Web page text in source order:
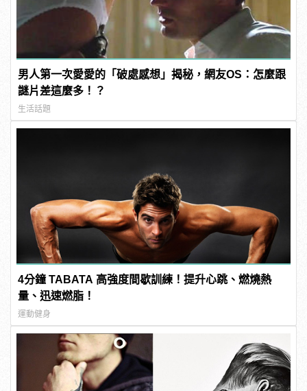
男人第一次愛愛的「破處感想」揭秘，網友OS：怎麼跟
謎片差這麼多！？
生活話題
4分鐘 TABATA 高強度間歇訓練！提升心跳、燃燒熱
量、迅速燃脂！
運動健身